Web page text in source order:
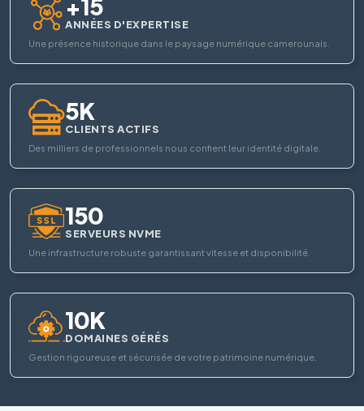
ANNÉES D'EXPERTISE
Une présence historique dans le paysage numérique camerounais.
5K
CLIENTS ACTIFS
Des milliers de professionnels nous confient leur identité digitale.
150
SERVEURS NVME
Une infrastructure robuste garantissant vitesse et disponibilité.
10K
DOMAINES GÉRÉS
Gestion rigoureuse et sécurisée de votre patrimoine numérique.